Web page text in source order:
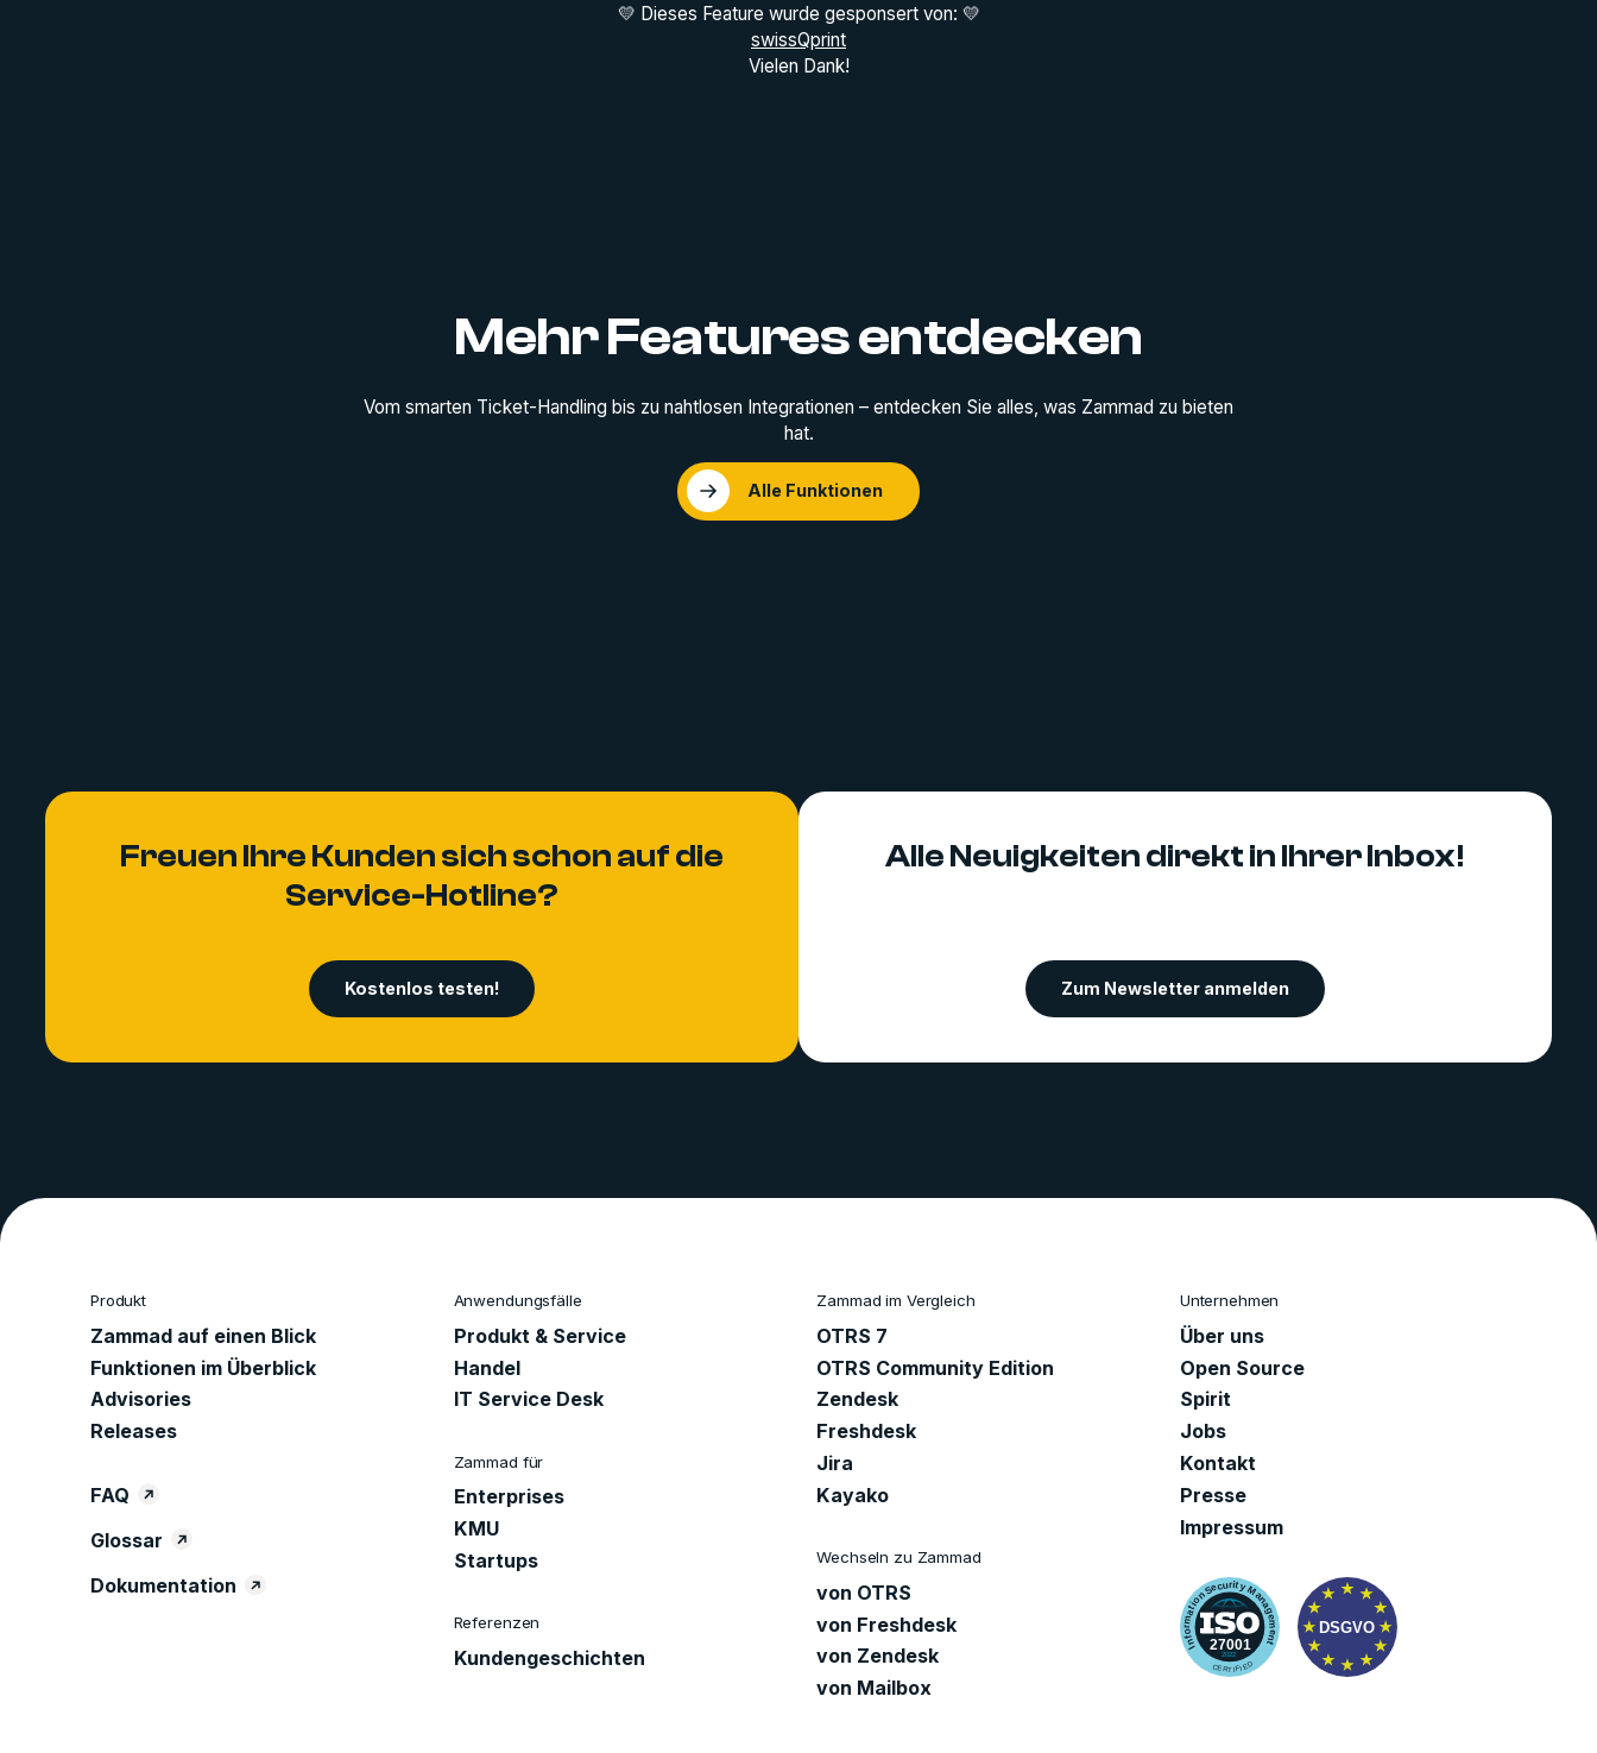
💛 Dieses Feature wurde gesponsert von: 💛
swissQprint
Vielen Dank!
Mehr Features entdecken
Vom smarten Ticket-Handling bis zu nahtlosen Integrationen – entdecken Sie alles, was Zammad zu bieten
hat.
Alle Funktionen
Freuen Ihre Kunden sich schon auf die
Service-Hotline?
Kostenlos testen!
Alle Neuigkeiten direkt in Ihrer Inbox!
Zum Newsletter anmelden
Produkt
Zammad auf einen Blick
Funktionen im Überblick
Advisories
Releases
FAQ
Glossar
Dokumentation
Anwendungsfälle
Produkt & Service
Handel
IT Service Desk
Zammad für
Enterprises
KMU
Startups
Referenzen
Kundengeschichten
Zammad im Vergleich
OTRS 7
OTRS Community Edition
Zendesk
Freshdesk
Jira
Kayako
Wechseln zu Zammad
von OTRS
von Freshdesk
von Zendesk
von Mailbox
Unternehmen
Über uns
Open Source
Spirit
Jobs
Kontakt
Presse
Impressum